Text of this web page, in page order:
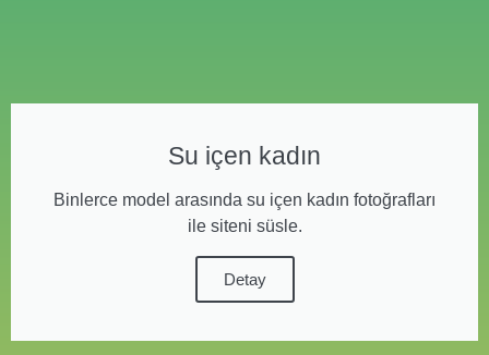
Su içen kadın
Binlerce model arasında su içen kadın fotoğrafları
ile siteni süsle.
Detay